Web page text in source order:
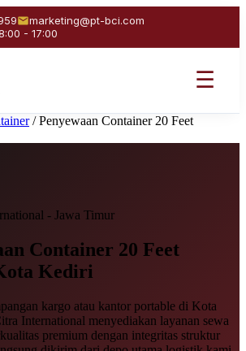
marketing@pt-bci.com
- 17:00
☰
/ Penyewaan Container 20 Feet
- Jawa Timur
Container 20 Feet
Kediri
kargo atau kantor portable di Kota
International menyediakan layanan sewa
premium dengan integritas struktur